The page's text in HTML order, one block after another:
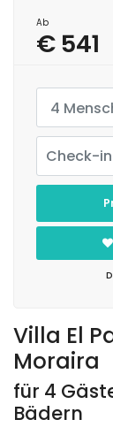
Villa El
Moraira
für 4
Bädern
Ab
€ 541
4